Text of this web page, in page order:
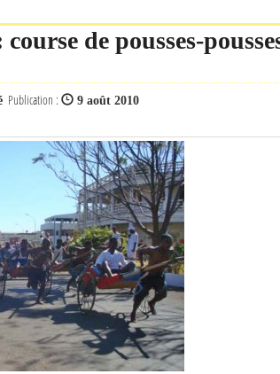
de pousses-
Publication : 9 août 2010